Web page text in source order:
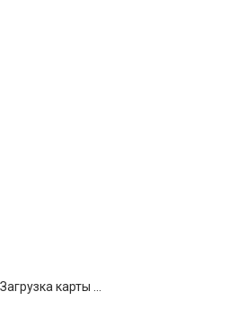
Загрузка карты ...